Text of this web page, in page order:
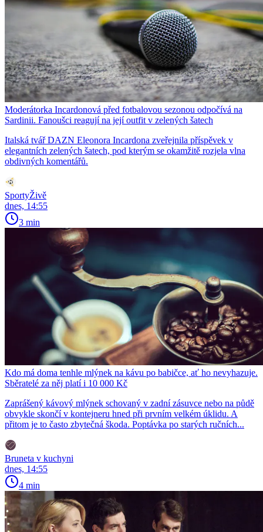
Moderátorka Incardonová před fotbalovou sezonou odpočívá na
Sardinii. Fanoušci reagují na její outfit v zelených šatech
Italská tvář DAZN Eleonora Incardona zveřejnila příspěvek v
elegantních zelených šatech, pod kterým se okamžitě rozjela vlna
obdivných komentářů.
SportyŽivě
dnes, 14:55
3 min
Kdo má doma tenhle mlýnek na kávu po babičce, ať ho nevyhazuje.
Sběratelé za něj platí i 10 000 Kč
Zaprášený kávový mlýnek schovaný v zadní zásuvce nebo na půdě
obvykle skončí v kontejneru hned při prvním velkém úklidu. A
přitom je to často zbytečná škoda. Poptávka po starých ručních...
Bruneta v kuchyni
dnes, 14:55
4 min